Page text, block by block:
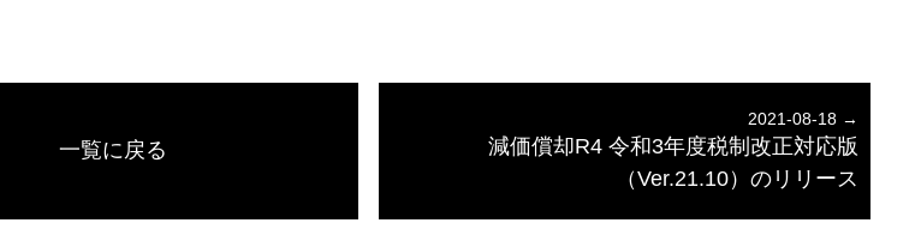
一覧に戻る
2021-08-18 →
減価償却R4 令和3年度税制改正対応版
（Ver.21.10）のリリース